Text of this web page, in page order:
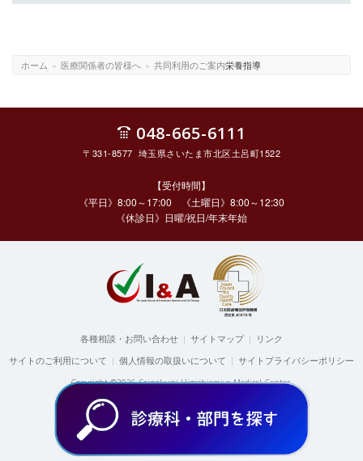
ホーム » 医療関係者の皆様へ » 共同利用のご案内栄養指導
048-665-6111
〒331-8577 埼玉県さいたま市北区土呂町1522
【受付時間】
《平日》8:00～17:00 《土曜日》8:00～12:30
《休診日》日曜/祝日/年末年始
各種相談・お問い合わせ | サイトマップ| リンク
サイトのご利用について | 個人情報の取扱いについて | サイトプライバシーポリシー
Copyright ©2026 Sainokuni Higashiomiya Medical Center.